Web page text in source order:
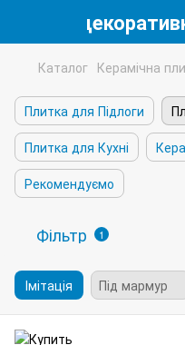
Каталог Керамічна
Плитка для Підлоги
Плитка для Кухні
Рекомендуємо
Фільтр 1
Імітація Під мармур